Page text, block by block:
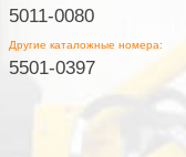
5011-0080
Другие каталожные номера:
5501-0397